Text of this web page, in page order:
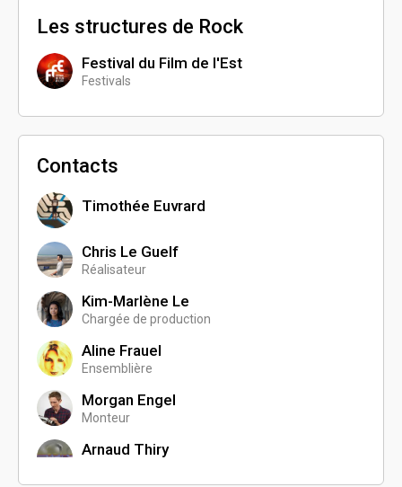
Les structures de Rock
Festival du Film de l'Est
Festivals
Contacts
Timothée Euvrard
Chris Le Guelf
Réalisateur
Kim-Marlène Le
Chargée de production
Aline Frauel
Ensemblière
Morgan Engel
Monteur
Arnaud Thiry